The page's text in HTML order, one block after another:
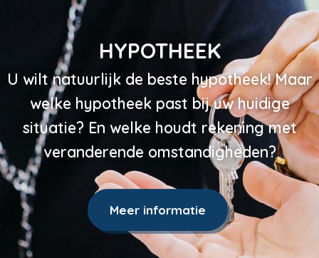
HYPOTHEEK
U wilt natuurlijk de beste hypotheek! Maar
welke hypotheek past bij uw huidige
situatie? En welke houdt rekening met
veranderende omstandigheden?
Meer informatie